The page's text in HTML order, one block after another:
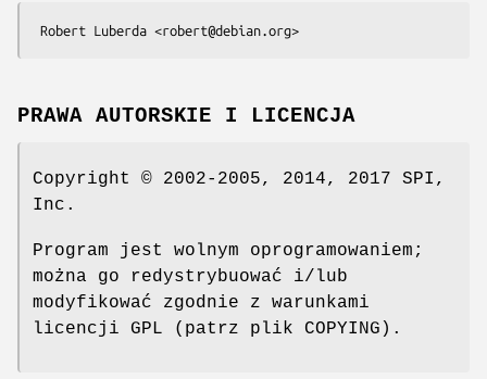
PRAWA AUTORSKIE I LICENCJA
Copyright © 2002-2005, 2014, 2017 SPI,
Inc.
Program jest wolnym oprogramowaniem;
można go redystrybuować i/lub
modyfikować zgodnie z warunkami
licencji GPL (patrz plik COPYING).